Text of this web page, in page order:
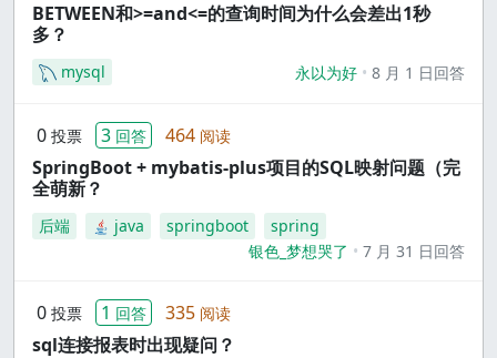
BETWEEN和>=and<=的查询时间为什么会差出1秒
多？
mysql 永以为好 8 月 1 日回答
0 投票 3 回答 464 阅读
SpringBoot + mybatis-plus项目的SQL映射问题（完
全萌新？
后端 java springboot
spring
银色_梦想哭了
7 月 31 日回答
0 投票 1 回答 335 阅读
sql连接报表时出现疑问？